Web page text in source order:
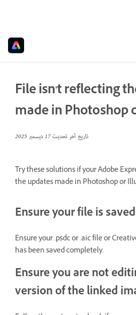
File isn't reflecting
made in Photoshop
تاريخ آخر تحديث17 ديسمبر 2025
Try these solutions if your Adobe
the updates made in Photoshop or
Ensure your file is saved
Ensure your .psdc or .aic file or
has been saved completely.
Ensure you are not
version of the linked